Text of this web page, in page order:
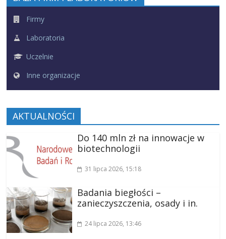
Firmy
Laboratoria
Uczelnie
Inne organizacje
AKTUALNOŚCI
Do 140 mln zł na innowacje w
biotechnologii
31 lipca 2026, 15:18
Badania biegłości –
zanieczyszczenia, osady i in.
24 lipca 2026, 13:46